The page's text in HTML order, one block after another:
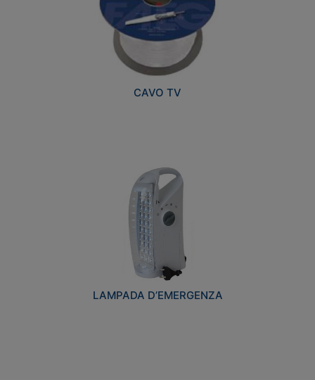
CAVO TV
LAMPADA D’EMERGENZA